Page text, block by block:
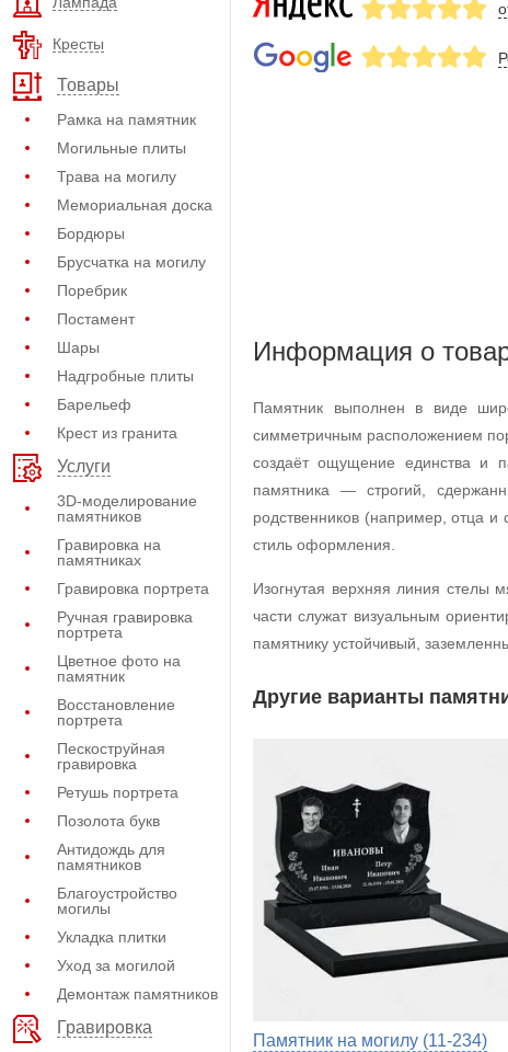
Кресты
Товары
Рамка на памятник
Могильные плиты
Трава на могилу
Мемориальная доска
Бордюры
Брусчатка на могилу
Поребрик
Постамент
Шары
Надгробные плиты
Барельеф
Крест из гранита
Услуги
3D-моделирование
памятников
Гравировка на
памятниках
Гравировка портрета
Ручная гравировка
портрета
Цветное фото на
памятник
Восстановление
портрета
Пескоструйная
гравировка
Ретушь портрета
Позолота букв
Антидождь для
памятников
Благоустройство
могилы
Укладка плитки
Уход за могилой
Демонтаж памятников
Гравировка
Информация о
Памятник выполнен в виде
симметричным расположением
создаёт ощущение единства и
памятника — строгий,
родственников (например, отца и
стиль оформления.
Изогнутая верхняя линия стелы
части служат визуальным
памятнику устойчивый,
Другие варианты
Памятник на могилу (11-234)